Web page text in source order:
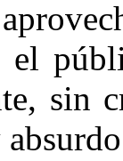
el
sin